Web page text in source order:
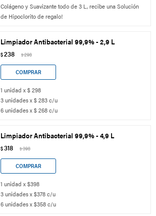
Colágeno y Suavizante todo de 3 L, recibe una Solución
de Hipoclorito de regalo!
Limpiador Antibacterial 99,9% - 2,9 L
$238 $298
1 unidad x $ 298
3 unidades x $ 283 c/u
6 unidades x $ 268 c/u
Limpiador Antibacterial 99,9% - 4,9 L
$318 $398
1 unidad x $398
3 unidades x $378 c/u
6 unidades x $358 c/u